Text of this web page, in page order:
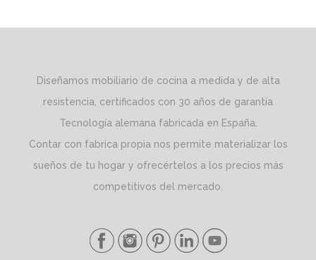
Diseñamos mobiliario de cocina a medida y de alta
resistencia, certificados con 30 años de garantía
Tecnología alemana fabricada en España.
Contar con fabrica propia nos permite materializar los
sueños de tu hogar y ofrecértelos a los precios más
competitivos del mercado.